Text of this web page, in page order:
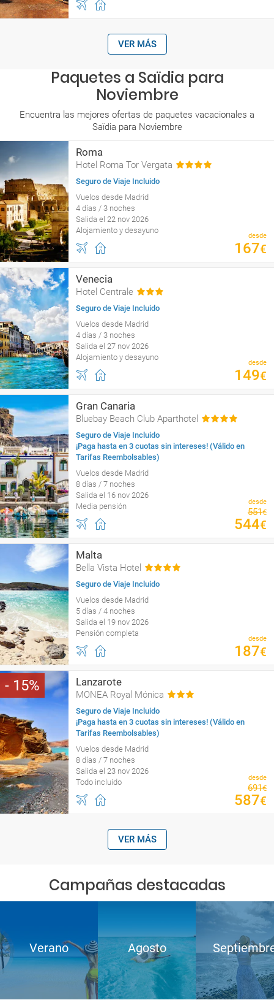
VER MÁS
Paquetes a Saïdia para
Noviembre
Encuentra las mejores ofertas de paquetes vacacionales a
Saïdia para Noviembre
Roma
Hotel Roma Tor Vergata
Seguro de Viaje Incluido
Vuelos desde Madrid
4 días / 3 noches
Salida el 22 nov 2026
Alojamiento y desayuno
desde
167€
Venecia
Hotel Centrale
Seguro de Viaje Incluido
Vuelos desde Madrid
4 días / 3 noches
Salida el 27 nov 2026
Alojamiento y desayuno
desde
149€
Gran Canaria
Bluebay Beach Club Aparthotel
Seguro de Viaje Incluido
¡Paga hasta en 3 cuotas sin intereses! (Válido en
Tarifas Reembolsables)
Vuelos desde Madrid
8 días / 7 noches
Salida el 16 nov 2026
Media pensión
desde
551€
544€
Malta
Bella Vista Hotel
Seguro de Viaje Incluido
Vuelos desde Madrid
5 días / 4 noches
Salida el 19 nov 2026
Pensión completa
desde
187€
15 Lanzarote
MONEA Royal Mónica
Seguro de Viaje Incluido
¡Paga hasta en 3 cuotas sin intereses! (Válido en
Tarifas Reembolsables)
Vuelos desde Madrid
8 días / 7 noches
Salida el 23 nov 2026
Todo incluido
desde
691€
587€
VER MÁS
Campañas destacadas
Verano Agosto